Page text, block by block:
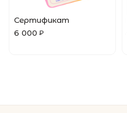
Сертификат
6 000 ₽